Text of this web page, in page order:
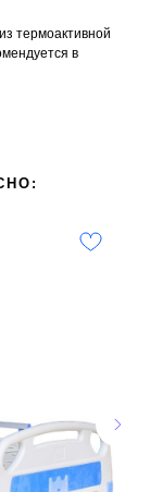
термоактивной
в